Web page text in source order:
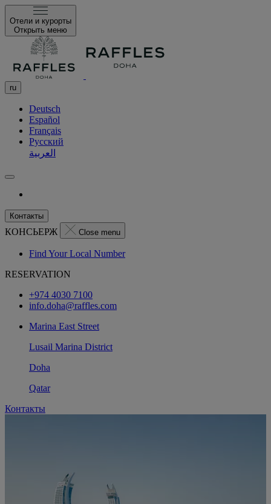
Отели и курорты
Открыть меню
ru
Deutsch
Español
Français
Русский
العربية
Контакты
КОНСЬЕРЖ Close menu
Find Your Local Number
RESERVATION
+974 4030 7100
info.doha@raffles.com
Marina East Street
Lusail Marina District
Doha
Qatar
Контакты